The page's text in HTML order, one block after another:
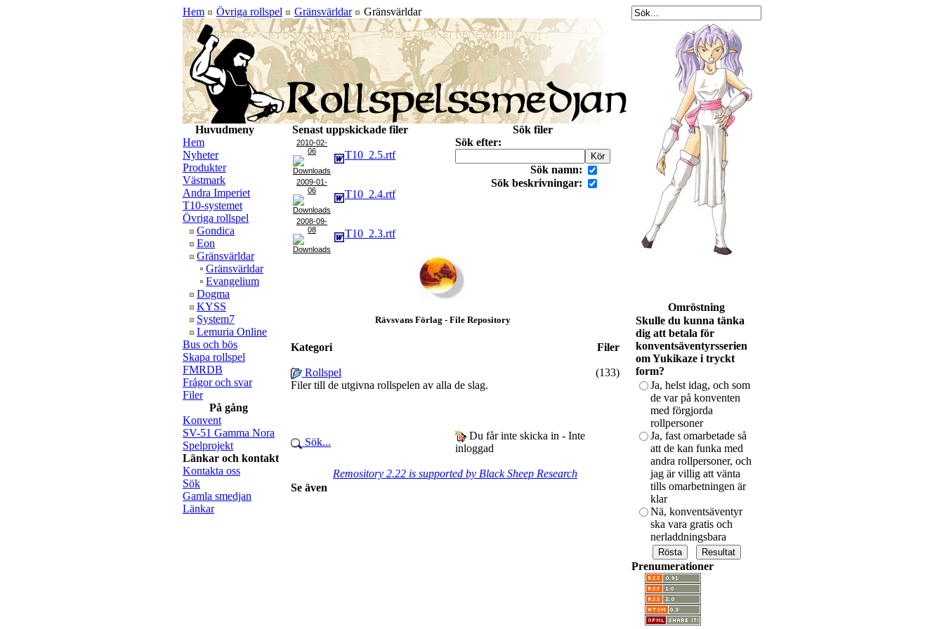
Hem Övriga rollspel Gränsvärldar Gränsvärldar
Huvudmeny
Hem
Nyheter
Produkter
Västmark
Andra Imperiet
T10-systemet
Övriga rollspel
Gondica
Eon
Gränsvärldar
Gränsvärldar
Evangelium
Dogma
KYSS
System7
Lemuria Online
Bus och bös
Skapa rollspel
FMRDB
Frågor och svar
Filer
På gång
Konvent
SV-51 Gamma Nora
Spelprojekt
Länkar och kontakt
Kontakta oss
Sök
Gamla smedjan
Länkar
Senast uppskickade filer
2010-02-
06
T10_2.5.rtf
2009-01-
06
T10_2.4.rtf
2008-09-
08
T10_2.3.rtf
Sök filer
Sök efter:
Sök namn:
Sök beskrivningar:
Rävsvans Förlag - File Repository
Kategori Filer
Rollspel
(133)
Filer till de utgivna rollspelen av alla de slag.
Sök...
Du får inte skicka in - Inte
inloggad
Remository 2.22 is supported by Black Sheep Research
Se även
Omröstning
Skulle du kunna tänka
dig att betala för
konventsäventyrsserien
om Yukikaze i tryckt
form?
Ja, helst idag, och som
de var på konventen
med förgjorda
rollpersoner
Ja, fast omarbetade så
att de kan funka med
andra rollpersoner, och
jag är villig att vänta
tills omarbetningen är
klar
Nä, konventsäventyr
ska vara gratis och
nerladdningsbara
Prenumerationer